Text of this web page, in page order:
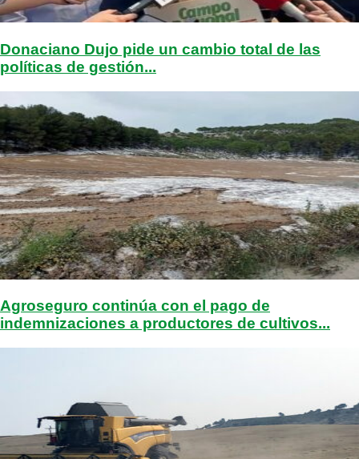
Donaciano Dujo pide un cambio total de las
políticas de gestión...
Agroseguro continúa con el pago de
indemnizaciones a productores de cultivos...